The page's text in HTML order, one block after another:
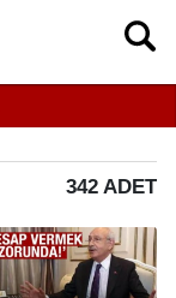
342 ADET